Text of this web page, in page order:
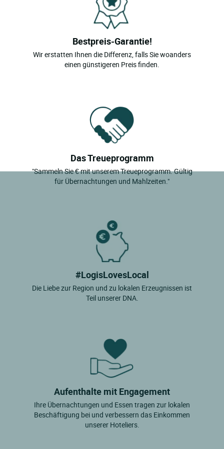
Bestpreis-Garantie!
Wir erstatten Ihnen die Differenz, falls Sie woanders
einen günstigeren Preis finden.
Das Treueprogramm
"Sammeln Sie € mit unserem Treueprogramm. Gültig
für Übernachtungen und Mahlzeiten."
#LogisLovesLocal
Die Liebe zur Region und zu lokalen Erzeugnissen ist
Teil unserer DNA.
Aufenthalte mit Engagement
Ihre Übernachtungen und Essen tragen zur lokalen
Beschäftigung bei und verbessern das Einkommen
unserer Hoteliers.